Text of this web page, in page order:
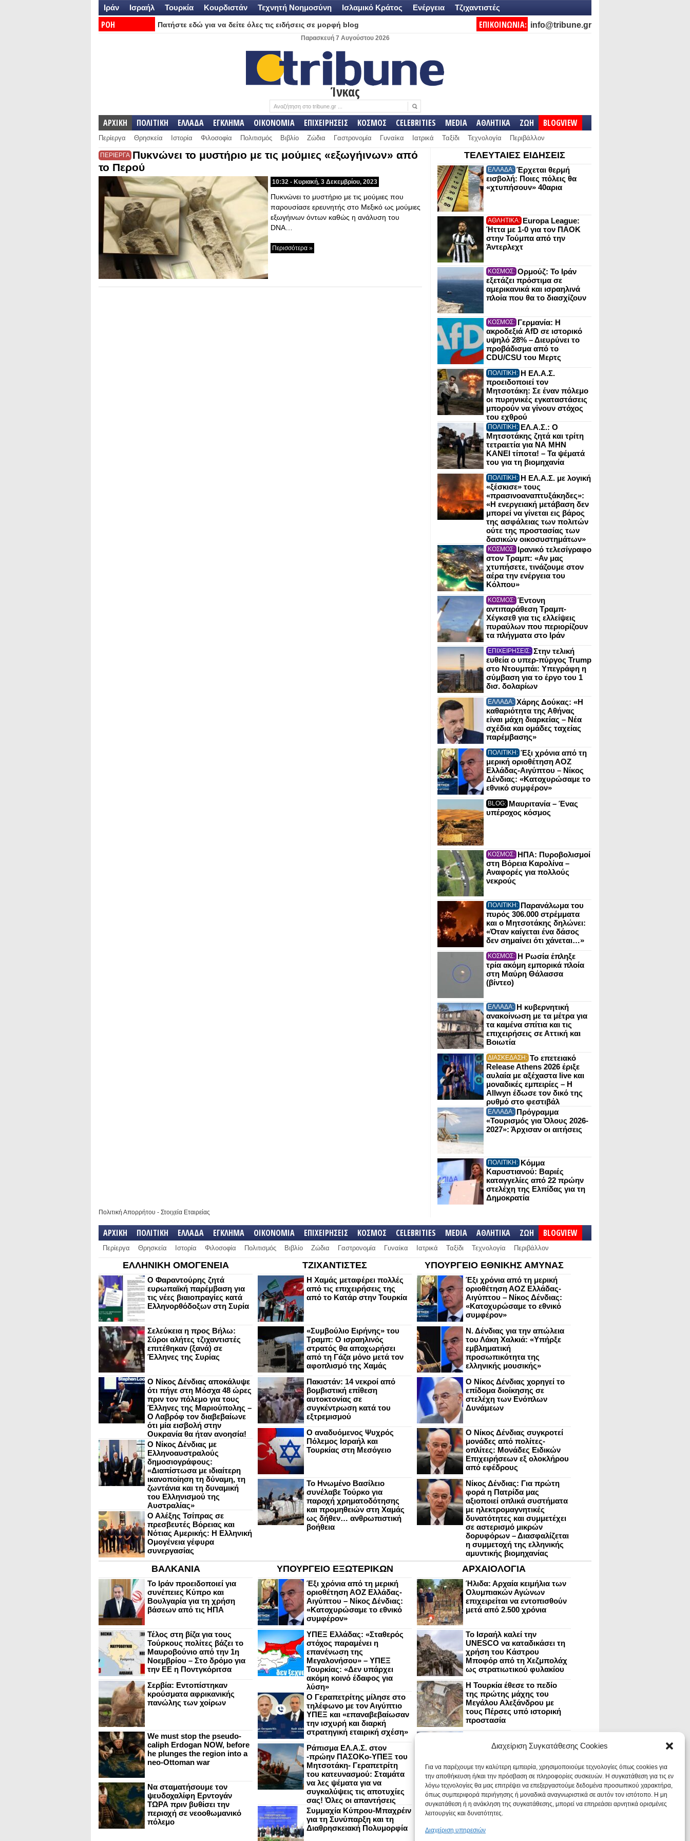
Διαχείριση Συγκατάθεσης Cookies
Για να παρέχουμε την καλύτερη εμπειρία, χρησιμοποιούμε τεχνολογίες όπως cookies για
την αποθήκευση ή/και την πρόσβαση σε πληροφορίες συσκευών. Η συγκατάθεση για τις εν
λόγω τεχνολογίες θα μας επιτρέψει να επεξεργαστούμε δεδομένα προσωπικού χαρακτήρα,
όπως συμπεριφορά περιήγησης ή μοναδικά αναγνωριστικά σε αυτόν τον ιστότοπο. Η μη
συγκατάθεση ή η ανάκληση της συγκατάθεσης, μπορεί να επηρεάσει αρνητικά ορισμένες
λειτουργίες και δυνατότητες.
Διαχείριση υπηρεσιών
Ιράν Ισραήλ Τουρκία Κουρδιστάν Τεχνητή Νοημοσύνη Ισλαμικό Κράτος Ενέργεια Τζιχαντιστές
ΡΟΗ
Πατήστε εδώ για να δείτε όλες τις ειδήσεις σε μορφή blog ΕΠΙΚΟΙΝΩΝΙΑ: info@tribune.gr
Παρασκευή 7 Αυγούστου 2026
Ίνκας
ΑΡΧΙΚΗ ΠΟΛΙΤΙΚΗ ΕΛΛΑΔΑ ΕΓΚΛΗΜΑ ΟΙΚΟΝΟΜΙΑ ΕΠΙΧΕΙΡΗΣΕΙΣ ΚΟΣΜΟΣ CELEBRITIES MEDIA ΑΘΛΗΤΙΚΑ ΖΩΗ BLOGVIEW
Περίεργα Θρησκεία Ιστορία Φιλοσοφία Πολιτισμός Βιβλίο Ζώδια Γαστρονομία Γυναίκα Ιατρικά Ταξίδι Τεχνολογία Περιβάλλον
ΠΕΡΙΕΡΓΑ Πυκνώνει το μυστήριο με τις μούμιες «εξωγήινων» από
το Περού
10:32 - Κυριακή, 3 Δεκεμβρίου, 2023
Πυκνώνει το μυστήριο με τις μούμιες που
παρουσίασε ερευνητής στο Μεξικό ως μούμιες
εξωγήινων όντων καθώς η ανάλυση του
DNA…
Περισσότερα »
ΤΕΛΕΥΤΑΙΕΣ ΕΙΔΗΣΕΙΣ
ΕΛΛΑΔΑ: Έρχεται θερμή
εισβολή: Ποιες πόλεις θα
«χτυπήσουν» 40αρια
ΑΘΛΗΤΙΚΑ: Europa League:
Ήττα με 1-0 για τον ΠΑΟΚ
στην Τούμπα από την
Άντερλεχτ
ΚΟΣΜΟΣ: Ορμούζ: Το Ιράν
εξετάζει πρόστιμα σε
αμερικανικά και ισραηλινά
πλοία που θα το διασχίζουν
ΚΟΣΜΟΣ: Γερμανία: Η
ακροδεξιά AfD σε ιστορικό
υψηλό 28% – Διευρύνει το
προβάδισμα από το
CDU/CSU του Μερτς
ΠΟΛΙΤΙΚΗ: Η ΕΛ.Α.Σ.
προειδοποιεί τον
Μητσοτάκη: Σε έναν πόλεμο
οι πυρηνικές εγκαταστάσεις
μπορούν να γίνουν στόχος
του εχθρού
ΠΟΛΙΤΙΚΗ: ΕΛ.Α.Σ.: Ο
Μητσοτάκης ζητά και τρίτη
τετραετία για ΝΑ ΜΗΝ
ΚΑΝΕΙ τίποτα! – Τα ψέματά
του για τη βιομηχανία
ΠΟΛΙΤΙΚΗ: Η ΕΛ.Α.Σ. με λογική
«ξέσκισε» τους
«πρασινοαναπτυξάκηδες»:
«Η ενεργειακή μετάβαση δεν
μπορεί να γίνεται εις βάρος
της ασφάλειας των πολιτών
ούτε της προστασίας των
δασικών οικοσυστημάτων»
ΚΟΣΜΟΣ: Ιρανικό τελεσίγραφο
στον Τραμπ: «Αν μας
χτυπήσετε, τινάζουμε στον
αέρα την ενέργεια του
Κόλπου»
ΚΟΣΜΟΣ: Έντονη
αντιπαράθεση Τραμπ-
Χέγκσεθ για τις ελλείψεις
πυραύλων που περιορίζουν
τα πλήγματα στο Ιράν
ΕΠΙΧΕΙΡΗΣΕΙΣ: Στην τελική
ευθεία ο υπερ-πύργος Trump
στο Ντουμπάι: Υπεγράφη η
σύμβαση για το έργο του 1
δισ. δολαρίων
ΕΛΛΑΔΑ: Χάρης Δούκας: «Η
καθαριότητα της Αθήνας
είναι μάχη διαρκείας – Νέα
σχέδια και ομάδες ταχείας
παρέμβασης»
ΠΟΛΙΤΙΚΗ: Έξι χρόνια από τη
μερική οριοθέτηση ΑΟΖ
Ελλάδας-Αιγύπτου – Νίκος
Δένδιας: «Κατοχυρώσαμε το
εθνικό συμφέρον»
BLOG: Μαυριτανία – Ένας
υπέροχος κόσμος
ΚΟΣΜΟΣ: ΗΠΑ: Πυροβολισμοί
στη Βόρεια Καρολίνα –
Αναφορές για πολλούς
νεκρούς
ΠΟΛΙΤΙΚΗ: Παρανάλωμα του
πυρός 306.000 στρέμματα
και ο Μητσοτάκης δηλώνει:
«Όταν καίγεται ένα δάσος
δεν σημαίνει ότι χάνεται…»
ΚΟΣΜΟΣ: Η Ρωσία έπληξε
τρία ακόμη εμπορικά πλοία
στη Μαύρη Θάλασσα
(βίντεο)
ΕΛΛΑΔΑ: Η κυβερνητική
ανακοίνωση με τα μέτρα για
τα καμένα σπίτια και τις
επιχειρήσεις σε Αττική και
Βοιωτία
ΔΙΑΣΚΕΔΑΣΗ: Το επετειακό
Release Athens 2026 έριξε
αυλαία με αξέχαστα live και
μοναδικές εμπειρίες – Η
Allwyn έδωσε τον δικό της
ρυθμό στο φεστιβάλ
ΕΛΛΑΔΑ: Πρόγραμμα
«Τουρισμός για Όλους 2026-
2027»: Άρχισαν οι αιτήσεις
ΠΟΛΙΤΙΚΗ: Κόμμα
Καρυστιανού: Βαριές
καταγγελίες από 22 πρώην
στελέχη της Ελπίδας για τη
Δημοκρατία
Πολιτική Απορρήτου - Στοιχεία Εταιρείας
ΑΡΧΙΚΗ ΠΟΛΙΤΙΚΗ ΕΛΛΑΔΑ ΕΓΚΛΗΜΑ ΟΙΚΟΝΟΜΙΑ ΕΠΙΧΕΙΡΗΣΕΙΣ ΚΟΣΜΟΣ CELEBRITIES MEDIA ΑΘΛΗΤΙΚΑ ΖΩΗ BLOGVIEW
Περίεργα Θρησκεία Ιστορία Φιλοσοφία Πολιτισμός Βιβλίο Ζώδια Γαστρονομία Γυναίκα Ιατρικά Ταξίδι Τεχνολογία Περιβάλλον
ΕΛΛΗΝΙΚΗ ΟΜΟΓΕΝΕΙΑ
Ο Φαραντούρης ζητά
ευρωπαϊκή παρέμβαση για
τις νέες βιαιοπραγίες κατά
Ελληνορθόδοξων στη Συρία
Σελεύκεια η προς Βήλω:
Σύροι αλήτες τζιχαντιστές
επιτέθηκαν (ξανά) σε
Έλληνες της Συρίας
Ο Νίκος Δένδιας αποκάλυψε
ότι πήγε στη Μόσχα 48 ώρες
πριν τον πόλεμο για τους
Έλληνες της Μαριούπολης –
Ο Λαβρόφ τον διαβεβαίωνε
ότι μία εισβολή στην
Ουκρανία θα ήταν ανοησία!
Ο Νίκος Δένδιας με
Ελληνοαυστραλούς
δημοσιογράφους:
«Διαπίστωσα με ιδιαίτερη
ικανοποίηση τη δύναμη, τη
ζωντάνια και τη δυναμική
του Ελληνισμού της
Αυστραλίας»
Ο Αλέξης Τσίπρας σε
πρεσβευτές Βόρειας και
Νότιας Αμερικής: Η Ελληνική
Ομογένεια γέφυρα
συνεργασίας
ΤΖΙΧΑΝΤΙΣΤΕΣ
Η Χαμάς μεταφέρει πολλές
από τις επιχειρήσεις της
από το Κατάρ στην Τουρκία
«Συμβούλιο Ειρήνης» του
Τραμπ: Ο ισραηλινός
στρατός θα αποχωρήσει
από τη Γάζα μόνο μετά τον
αφοπλισμό της Χαμάς
Πακιστάν: 14 νεκροί από
βομβιστική επίθεση
αυτοκτονίας σε
συγκέντρωση κατά του
εξτρεμισμού
Ο αναδυόμενος Ψυχρός
Πόλεμος Ισραήλ και
Τουρκίας στη Μεσόγειο
Το Ηνωμένο Βασίλειο
συνέλαβε Τούρκο για
παροχή χρηματοδότησης
και προμηθειών στη Χαμάς
ως δήθεν… ανθρωπιστική
βοήθεια
ΥΠΟΥΡΓΕΙΟ ΕΘΝΙΚΗΣ ΑΜΥΝΑΣ
Έξι χρόνια από τη μερική
οριοθέτηση ΑΟΖ Ελλάδας-
Αιγύπτου – Νίκος Δένδιας:
«Κατοχυρώσαμε το εθνικό
συμφέρον»
Ν. Δένδιας για την απώλεια
του Λάκη Χαλκιά: «Υπήρξε
εμβληματική
προσωπικότητα της
ελληνικής μουσικής»
Ο Νίκος Δένδιας χορηγεί το
επίδομα διοίκησης σε
στελέχη των Ενόπλων
Δυνάμεων
Ο Νίκος Δένδιας συγκροτεί
μονάδες από πολίτες-
οπλίτες: Μονάδες Ειδικών
Επιχειρήσεων εξ ολοκλήρου
από εφέδρους
Νίκος Δένδιας: Για πρώτη
φορά η Πατρίδα μας
αξιοποιεί οπλικά συστήματα
με ηλεκτρομαγνητικές
δυνατότητες και συμμετέχει
σε αστερισμό μικρών
δορυφόρων – Διασφαλίζεται
η συμμετοχή της ελληνικής
αμυντικής βιομηχανίας
ΒΑΛΚΑΝΙΑ
Το Ιράν προειδοποιεί για
συνέπειες Κύπρο και
Βουλγαρία για τη χρήση
βάσεων από τις ΗΠΑ
Τέλος στη βίζα για τους
Τούρκους πολίτες βάζει το
Μαυροβούνιο από την 1η
Νοεμβρίου – Στο δρόμο για
την ΕΕ η Ποντγκόριτσα
Σερβία: Εντοπίστηκαν
κρούσματα αφρικανικής
πανώλης των χοίρων
We must stop the pseudo-
caliph Erdogan NOW, before
he plunges the region into a
neo-Ottoman war
Να σταματήσουμε τον
ψευδοχαλίφη Ερντογάν
ΤΩΡΑ πριν βυθίσει την
περιοχή σε νεοοθωμανικό
πόλεμο
ΥΠΟΥΡΓΕΙΟ ΕΞΩΤΕΡΙΚΩΝ
Έξι χρόνια από τη μερική
οριοθέτηση ΑΟΖ Ελλάδας-
Αιγύπτου – Νίκος Δένδιας:
«Κατοχυρώσαμε το εθνικό
συμφέρον»
ΥΠΕΞ Ελλάδας: «Σταθερός
στόχος παραμένει η
επανένωση της
Μεγαλονήσου» – ΥΠΕΞ
Τουρκίας: «Δεν υπάρχει
ακόμη κοινό έδαφος για
λύση»
Ο Γεραπετρίτης μίλησε στο
τηλέφωνο με τον Αιγύπτιο
ΥΠΕΞ και «επαναβεβαίωσαν
την ισχυρή και διαρκή
στρατηγική εταιρική σχέση»
Ράπισμα ΕΛ.Α.Σ. στον
-πρώην ΠΑΣΟΚο-ΥΠΕΞ του
Μητσοτάκη- Γεραπετρίτη
του κατευνασμού: Σταμάτα
να λες ψέματα για να
συγκαλύψεις τις αποτυχίες
σας! Όλες οι απαντήσεις
Συμμαχία Κύπρου-Μπαχρέιν
για τη Συνύπαρξη και τη
Διαθρησκειακή Πολυμορφία
ΑΡΧΑΙΟΛΟΓΙΑ
Ήλιδα: Αρχαία κειμήλια των
Ολυμπιακών Αγώνων
επιχειρείται να εντοπισθούν
μετά από 2.500 χρόνια
Το Ισραήλ καλεί την
UNESCO να καταδικάσει τη
χρήση του Κάστρου
Μποφόρ από τη Χεζμπολάχ
ως στρατιωτικού φυλακίου
Η Τουρκία έθεσε το πεδίο
της πρώτης μάχης του
Μεγάλου Αλεξάνδρου με
τους Πέρσες υπό ιστορική
προστασία
ανακτόρου στην
στο Παλάτι των Δεσποτών
Οι Νεάντερταλ έκαναν
οδοντιατρικές επεμβάσεις σε
χαλασμένα δόντια, σύμφωνα
με ευρήματα